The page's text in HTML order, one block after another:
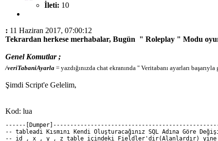
İleti: 10
: 11 Haziran 2017, 07:00:12
Tekrardan herkese merhabalar, Bugün " Roleplay " Modu
Genel Komutlar ;
/veriTabaniAyarla = yazdığınızda chat ekranında " Veritabanı ayarları
Şimdi Script'e Gelelim,
Kod: lua
------
-- tableadi Kısmını Kendi Oluşturacağınız SQL Adına Göre
-- id , x , y , z table içindeki Fieldler'dir(Alanlardır) yine